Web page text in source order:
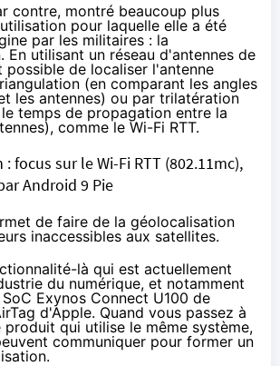
contre, montré beaucoup plus
pour laquelle elle a été
par les militaires : la
En utilisant un réseau d'antennes de
possible de localiser l'antenne
(en comparant les angles
les antennes) ou par trilatération
temps de propagation entre la
comme le Wi-Fi RTT.
focus sur le Wi-Fi RTT (802.11mc),
Android 9 Pie
de faire de la géolocalisation
inaccessibles aux satellites.
là qui est actuellement
du numérique, et notamment
Exynos Connect U100 de
d'Apple. Quand vous passez à
qui utilise le même système,
communiquer pour former un